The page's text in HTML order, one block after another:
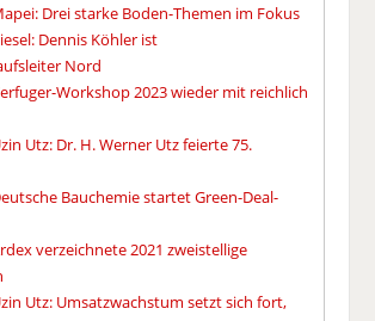
Drei starke Boden-Themen im Fokus
Dennis Köhler ist
Nord
Workshop 2023 wieder mit reichlich
Utz: Dr. H. Werner Utz feierte 75.
Bauchemie startet Green-Deal-
verzeichnete 2021 zweistellige
Utz: Umsatzwachstum setzt sich fort,